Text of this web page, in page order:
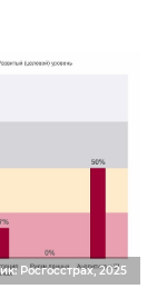
Росгосстрах, 2025